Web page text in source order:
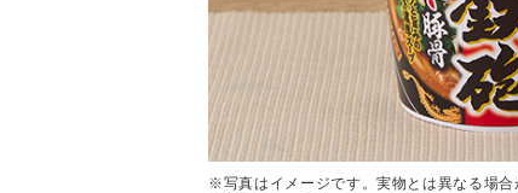
※写真はイメージです。実物とは異なる場合